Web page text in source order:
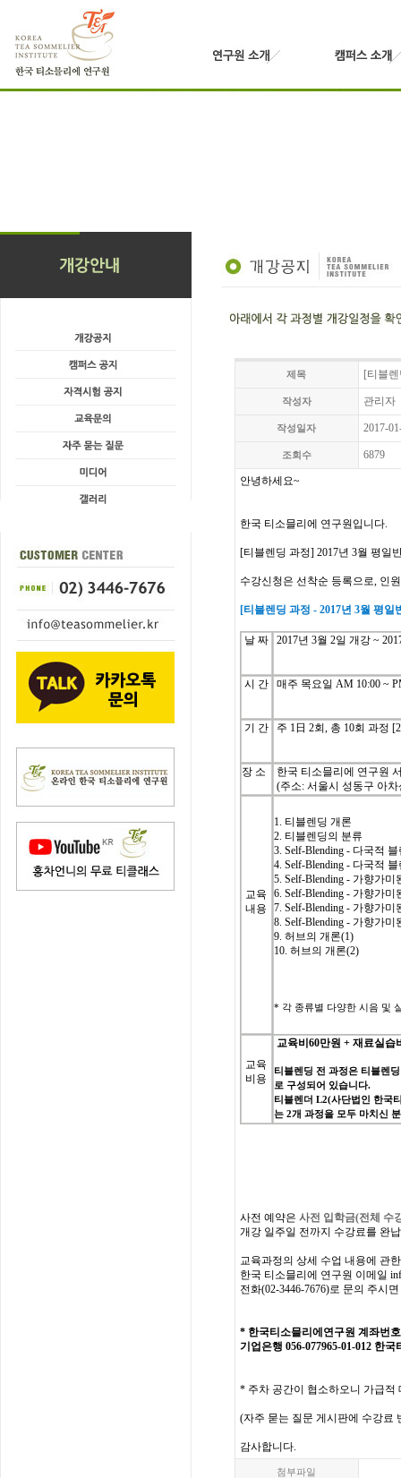
제목 [티블
작성자 관리자
작성일자 2017-
조회수 6879
안녕하세요~
한국 티소믈리에 연구원입니다.
[티블렌딩 과정] 2017년 3월 평일
수강신청은 선착순 등록으로, 인원
[티블렌딩 과정 - 2017년 3월 평일
날 짜 2017년 3월 2일 개강 ~
시 간 매주 목요일 AM 10:00 ~
기 간 주 1日 2회, 총 10회 과정 [2
장 소
한국 티소믈리에 연구원
(주소: 서울시 성동구 아
교육
내용
1. 티블렌딩 개론
2. 티블렌딩의 분류
3.Self-Blending - 다국적
4. Self-Blending - 다국적
5. Self-Blending - 가향가
6. Self-Blending - 가향가
7. Self-Blending - 가향가
8. Self-Blending - 가향가
9. 허브의 개론(1)
10. 허브의 개론(2)
* 각 종류별 다양한 시음 및
교육
비용
교육비60만원 +재료실습
티블렌딩 전 과정은 티블렌딩
로 구성되어 있습니다.
티블렌더 L2(사단법인 한국
는 2개 과정을 모두 마치신
사전 예약은 사전 입학금(전체 수
개강 일주일 전까지 수강료를 완
교육과정의 상세 수업 내용에 관한
한국 티소믈리에 연구원 이메일
전화(02-3446-7676)로 문의 주시면
* 한국티소믈리에연구원 계좌번호
기업은행 056-077965-01-012 한국
* 주차 공간이 협소하오니 가급적
(자주 묻는 질문 게시판에 수강료
감사합니다.
첨부파일